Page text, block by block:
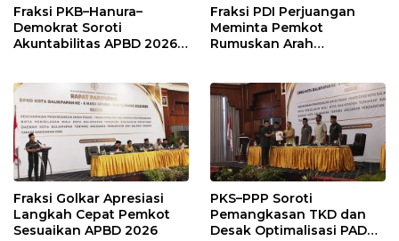
Fraksi PKB–Hanura–
Demokrat Soroti
Akuntabilitas APBD 2026
Modal
Fraksi PDI Perjuangan
Meminta Pemkot
Rumuskan Arah
Penyangga IKN
Fraksi Golkar Apresiasi
Langkah Cepat Pemkot
Sesuaikan APBD 2026
PKS–PPP Soroti
Pemangkasan TKD dan
Desak Optimalisasi PAD